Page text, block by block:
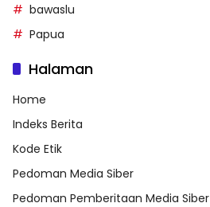
bawaslu
Papua
Halaman
Home
Indeks Berita
Kode Etik
Pedoman Media Siber
Pedoman Pemberitaan Media Siber